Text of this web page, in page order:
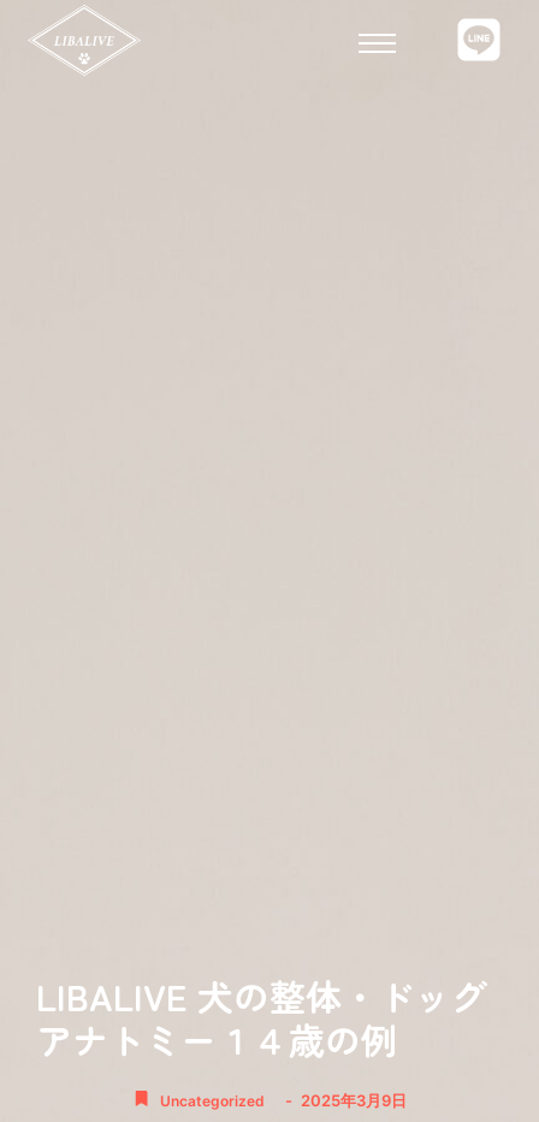
LIBALIVE 犬の整体・ドッグ
アナトミー１４歳の例
Uncategorized - 2025年3月9日